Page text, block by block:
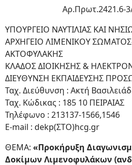
Αρ.Πρωτ.2421.6-
ΥΠΟΥΡΓΕΙΟ ΝΑΥΤΙΛΙΑΣ ΚΑΙ
ΑΡΧΗΓΕΙΟ ΛΙΜΕΝΙΚΟΥ
ΑΚΤΟΦΥΛΑΚΗΣ
ΚΛΑΔΟΣ ΔΙΟΙΚΗΣΗΣ &
ΔΙΕΥΘΥΝΣΗ ΕΚΠΑΙΔΕΥΣΗΣ
Ταχ. Διεύθυνση : Ακτή
Ταχ. Κώδικας : 185 10 ΠΕΙΡΑΙΑΣ
Τηλέφωνο : 213137-1566,1546
E-mail : dekp(ΣΤΟ)hcg.gr
ΘΕΜΑ: «Προκήρυξη
Δοκίμων Λιμενοφυλάκων